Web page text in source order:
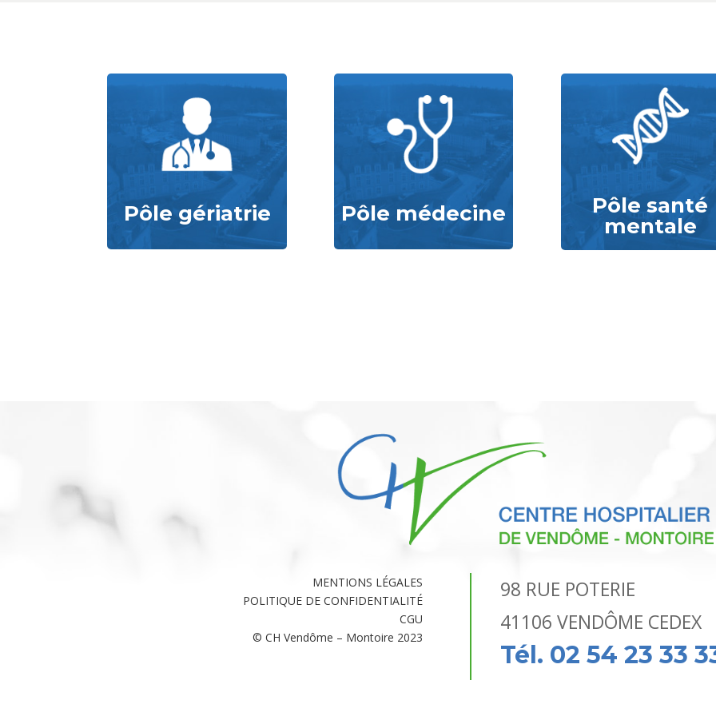
Pôle gériatrie Pôle médecine
Pôle santé
mentale
MENTIONS LÉGALES
POLITIQUE DE CONFIDENTIALITÉ
CGU
© CH Vendôme – Montoire 2023
98 RUE POTERIE
41106 VENDÔME CEDEX
Tél. 02 54 23 33